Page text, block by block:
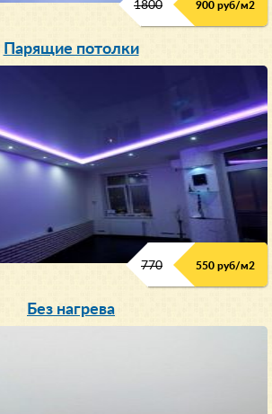
1800 900 руб/м2
Парящие потолки
770 550 руб/м2
Без нагрева